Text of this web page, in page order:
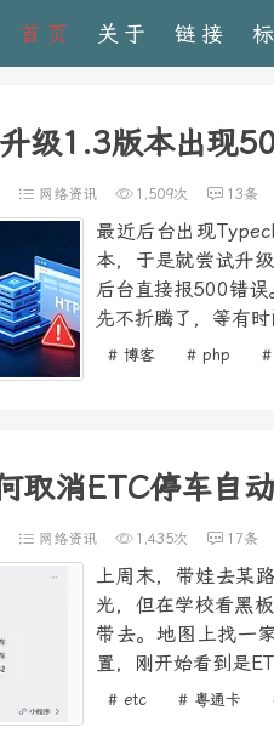
首页 关于 链接
级1.3版本出现
网络资讯 1,509次 13条
最近后台出现
本，于是就尝试升
后台直接报500错误
先不折腾了，等有
# 博客 # php #
取消ETC停车自
网络资讯 1,435次 17条
上周末，带娃去某
光，但在学校看黑
带去。地图上找一
置，刚开始看到是
# etc # 粤通卡